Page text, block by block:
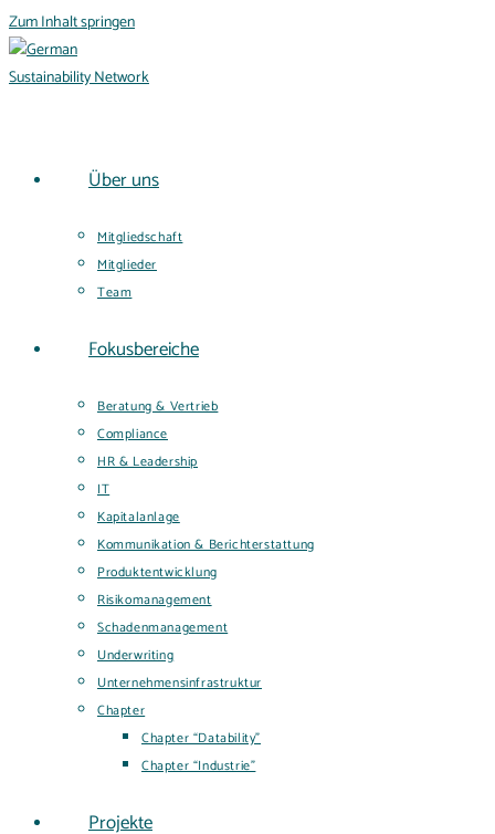
Zum Inhalt springen
Über uns
Mitgliedschaft
Mitglieder
Team
Fokusbereiche
Beratung & Vertrieb
Compliance
HR & Leadership
IT
Kapitalanlage
Kommunikation & Berichterstattung
Produktentwicklung
Risikomanagement
Schadenmanagement
Underwriting
Unternehmensinfrastruktur
Chapter
Chapter “Datability”
Chapter “Industrie”
Projekte